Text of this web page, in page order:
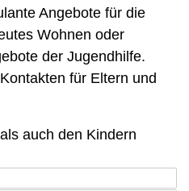
Angebote für die
Wohnen oder
der Jugendhilfe.
für Eltern und
auch den Kindern